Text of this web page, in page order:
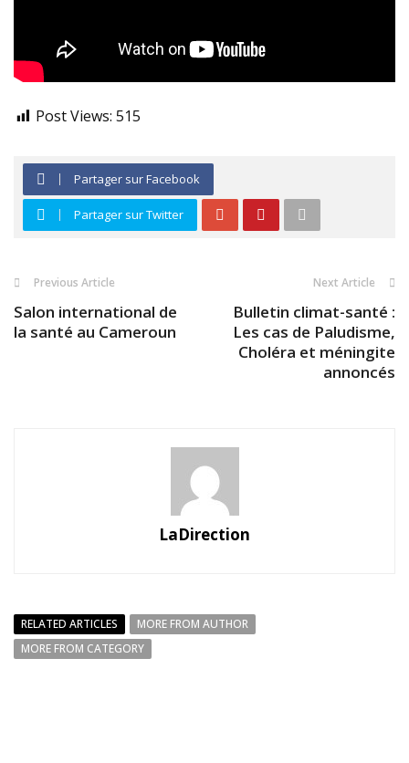
Post Views: 515
Partager sur Facebook
Partager sur Twitter
Previous Article
Salon international de
la santé au Cameroun
Next Article
Bulletin climat-santé :
Les cas de Paludisme,
Choléra et méningite
annoncés
LaDirection
RELATED ARTICLES
MORE FROM AUTHOR
MORE FROM CATEGORY